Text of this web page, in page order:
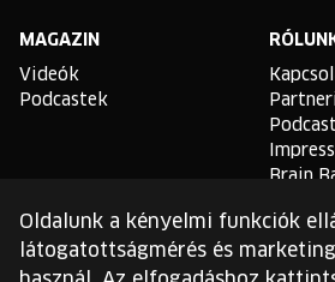
MAGAZIN
Videók
Podcastek
Brain
TLDR
Általános Szerződési
Oldalunk a kényelmi funkciók
látogatottságmérés és